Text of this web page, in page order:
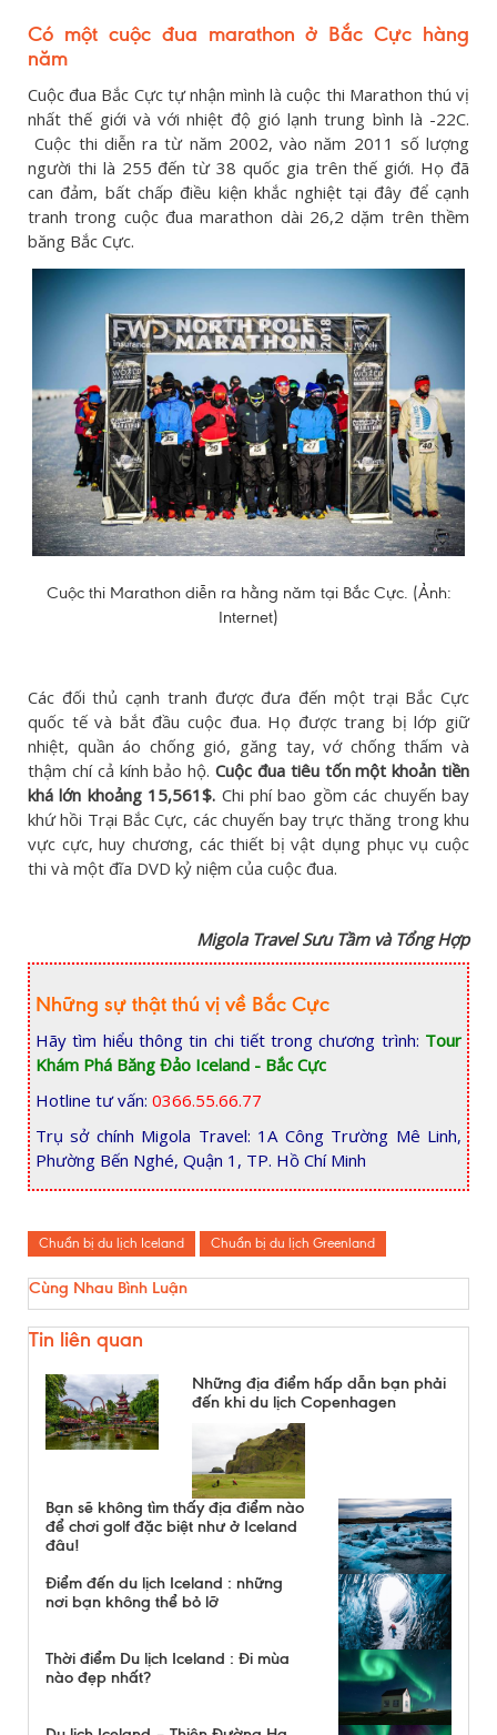
Có một cuộc đua marathon ở Bắc Cực hàng
năm
Cuộc đua Bắc Cực tự nhận mình là cuộc thi Marathon thú vị
nhất thế giới và với nhiệt độ gió lạnh trung bình là -22C.
Cuộc thi diễn ra từ năm 2002, vào năm 2011 số lượng
người thi là 255 đến từ 38 quốc gia trên thế giới. Họ đã
can đảm, bất chấp điều kiện khắc nghiệt tại đây để cạnh
tranh trong cuộc đua marathon dài 26,2 dặm trên thềm
băng Bắc Cực.
Cuộc thi Marathon diễn ra hằng năm tại Bắc Cực. (Ảnh:
Internet)
Các đối thủ cạnh tranh được đưa đến một trại Bắc Cực
quốc tế và bắt đầu cuộc đua. Họ được trang bị lớp giữ
nhiệt, quần áo chống gió, găng tay, vớ chống thấm và
thậm chí cả kính bảo hộ. Cuộc đua tiêu tốn một khoản tiền
khá lớn khoảng 15,561$. Chi phí bao gồm các chuyến bay
khứ hồi Trại Bắc Cực, các chuyến bay trực thăng trong khu
vực cực, huy chương, các thiết bị vật dụng phục vụ cuộc
thi và một đĩa DVD kỷ niệm của cuộc đua.
Migola Travel Sưu Tầm và Tổng Hợp
Những sự thật thú vị về Bắc Cực
Hãy tìm hiểu thông tin chi tiết trong chương trình: Tour
Khám Phá Băng Đảo Iceland - Bắc Cực
Hotline tư vấn: 0366.55.66.77
Trụ sở chính Migola Travel: 1A Công Trường Mê Linh,
Phường Bến Nghé, Quận 1, TP. Hồ Chí Minh
Chuẩn bị du lịch Iceland Chuẩn bị du lịch Greenland
Cùng Nhau Bình Luận
Tin liên quan
Những địa điểm hấp dẫn bạn phải
đến khi du lịch Copenhagen
Bạn sẽ không tìm thấy địa điểm nào
để chơi golf đặc biệt như ở Iceland
đâu!
Điểm đến du lịch Iceland : những
nơi bạn không thể bỏ lỡ
Thời điểm Du lịch Iceland : Đi mùa
nào đẹp nhất?